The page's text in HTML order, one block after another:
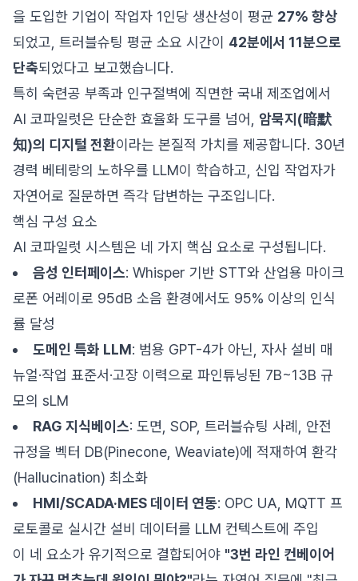
을 도입한 기업이 작업자 1인당 생산성이 평균 27% 향상
되었고, 트러블슈팅 평균 소요 시간이 42분에서 11분으로
단축되었다고 보고했습니다.
특히 숙련공 부족과 인구절벽에 직면한 국내 제조업에서
AI 코파일럿은 단순한 효율화 도구를 넘어, 암묵지(暗默
知)의 디지털 전환이라는 본질적 가치를 제공합니다. 30년
경력 베테랑의 노하우를 LLM이 학습하고, 신입 작업자가
자연어로 질문하면 즉각 답변하는 구조입니다.
핵심 구성 요소
AI 코파일럿 시스템은 네 가지 핵심 요소로 구성됩니다.
음성 인터페이스: Whisper 기반 STT와 산업용 마이크
로폰 어레이로 95dB 소음 환경에서도 95% 이상의 인식
률 달성
도메인 특화 LLM: 범용 GPT-4가 아닌, 자사 설비 매
뉴얼·작업 표준서·고장 이력으로 파인튜닝된 7B~13B 규
모의 sLM
RAG 지식베이스: 도면, SOP, 트러블슈팅 사례, 안전
규정을 벡터 DB(Pinecone, Weaviate)에 적재하여 환각
(Hallucination) 최소화
HMI/SCADA·MES 데이터 연동: OPC UA, MQTT 프
로토콜로 실시간 설비 데이터를 LLM 컨텍스트에 주입
이 네 요소가 유기적으로 결합되어야 "3번 라인 컨베이어